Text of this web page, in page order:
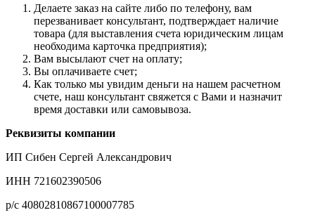
Делаете заказ на сайте либо по телефону, вам
перезванивает консультант, подтверждает наличие
товара (для выставления счета юридическим лицам
необходима карточка предприятия);
Вам высылают счет на оплату;
Вы оплачиваете счет;
Как только мы увидим деньги на нашем расчетном
счете, наш консультант свяжется с Вами и назначит
время доставки или самовывоза.
Реквизиты компании
ИП Сибен Сергей Александрович
ИНН 721602390506
р/с 40802810867100007785